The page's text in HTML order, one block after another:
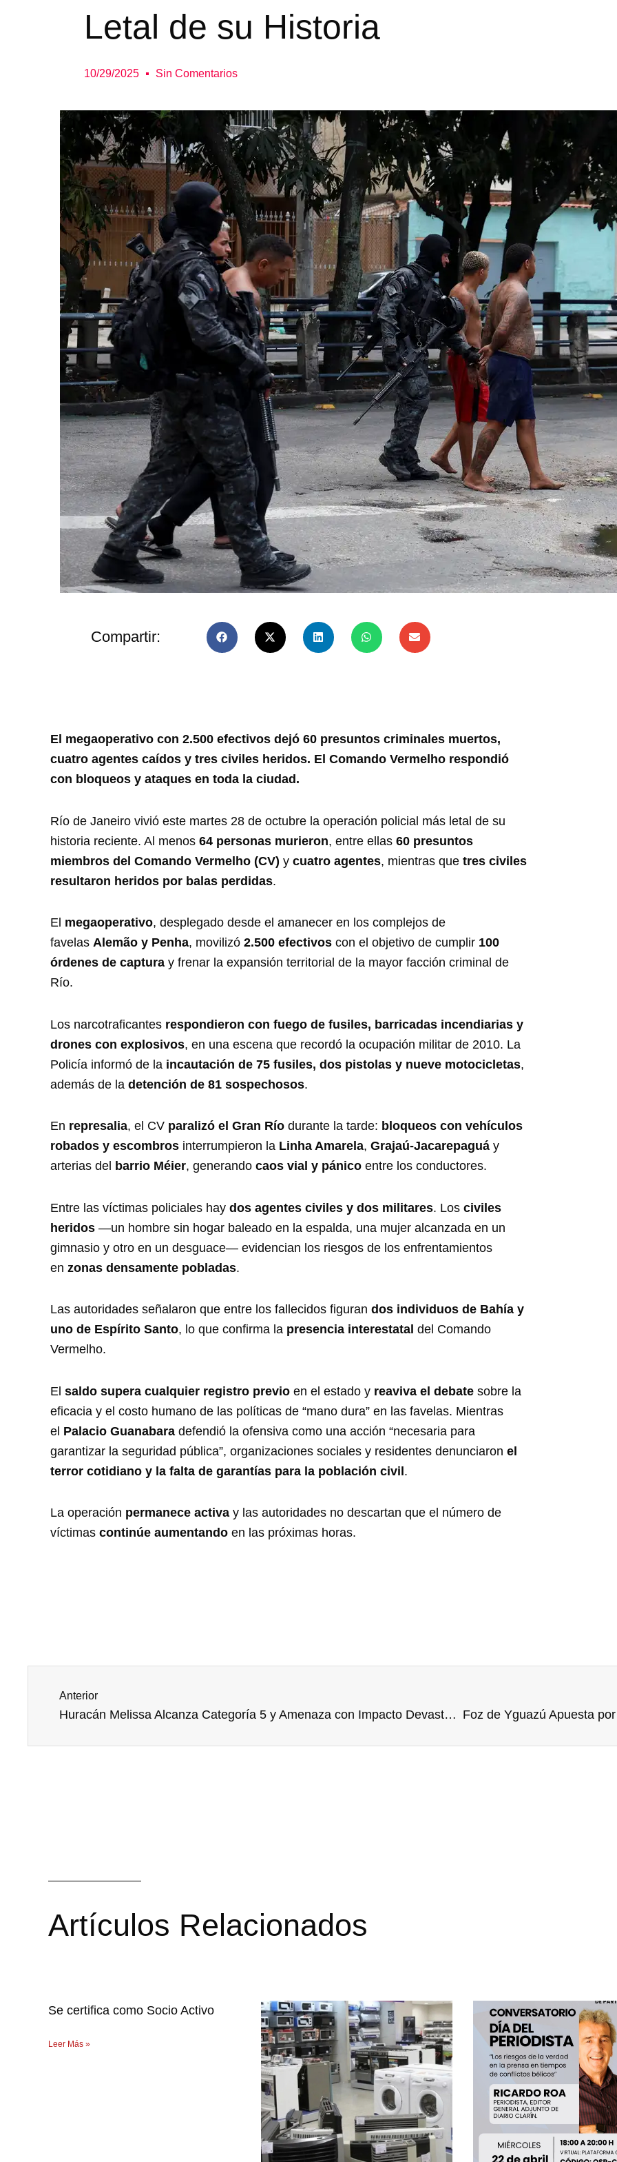
Letal de su Historia
10/29/2025 Sin Comentarios
Compartir:
El megaoperativo con 2.500 efectivos dejó 60 presuntos criminales muertos,
cuatro agentes caídos y tres civiles heridos. El Comando Vermelho respondió
con bloqueos y ataques en toda la ciudad.
Río de Janeiro vivió este martes 28 de octubre la operación policial más letal de su
historia reciente. Al menos 64 personas murieron, entre ellas 60 presuntos
miembros del Comando Vermelho (CV) y cuatro agentes, mientras que tres civiles
resultaron heridos por balas perdidas.
El megaoperativo, desplegado desde el amanecer en los complejos de
favelas Alemão y Penha, movilizó 2.500 efectivos con el objetivo de cumplir 100
órdenes de captura y frenar la expansión territorial de la mayor facción criminal de
Río.
Los narcotraficantes respondieron con fuego de fusiles, barricadas incendiarias y
drones con explosivos, en una escena que recordó la ocupación militar de 2010. La
Policía informó de la incautación de 75 fusiles, dos pistolas y nueve motocicletas,
además de la detención de 81 sospechosos.
En represalia, el CV paralizó el Gran Río durante la tarde: bloqueos con vehículos
robados y escombros interrumpieron la Linha Amarela, Grajaú-Jacarepaguá y
arterias del barrio Méier, generando caos vial y pánico entre los conductores.
Entre las víctimas policiales hay dos agentes civiles y dos militares. Los civiles
heridos —un hombre sin hogar baleado en la espalda, una mujer alcanzada en un
gimnasio y otro en un desguace— evidencian los riesgos de los enfrentamientos
en zonas densamente pobladas.
Las autoridades señalaron que entre los fallecidos figuran dos individuos de Bahía y
uno de Espírito Santo, lo que confirma la presencia interestatal del Comando
Vermelho.
El saldo supera cualquier registro previo en el estado y reaviva el debate sobre la
eficacia y el costo humano de las políticas de “mano dura” en las favelas. Mientras
el Palacio Guanabara defendió la ofensiva como una acción “necesaria para
garantizar la seguridad pública”, organizaciones sociales y residentes denunciaron el
terror cotidiano y la falta de garantías para la población civil.
La operación permanece activa y las autoridades no descartan que el número de
víctimas continúe aumentando en las próximas horas.
Anterior
Huracán Melissa Alcanza Categoría 5 y Amenaza con Impacto Devastador en el Caribe
Artículos Relacionados
Se certifica como Socio Activo
Leer Más »